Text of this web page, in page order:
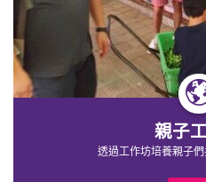
親子
透過工作坊培養親子